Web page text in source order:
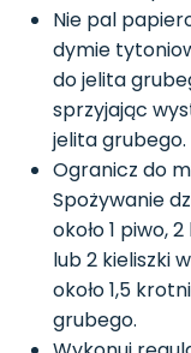
Nie pal
dymie
do jelita
sprzyjając
jelita grubego.
Ogranicz do
Spożywanie
około 1 piwo,
lub 2 kieliszki
około 1,5
grubego.